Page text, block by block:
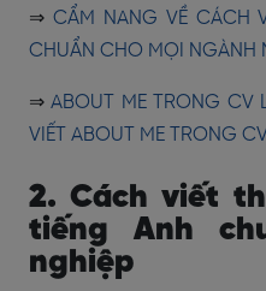
⇒ CẨM NANG VỀ CÁCH
CHUẨN CHO MỌI NGÀNH
⇒ABOUT ME TRONG CV
VIẾT ABOUT ME TRONG
2. Cách viết
tiếng Anh
nghiệp